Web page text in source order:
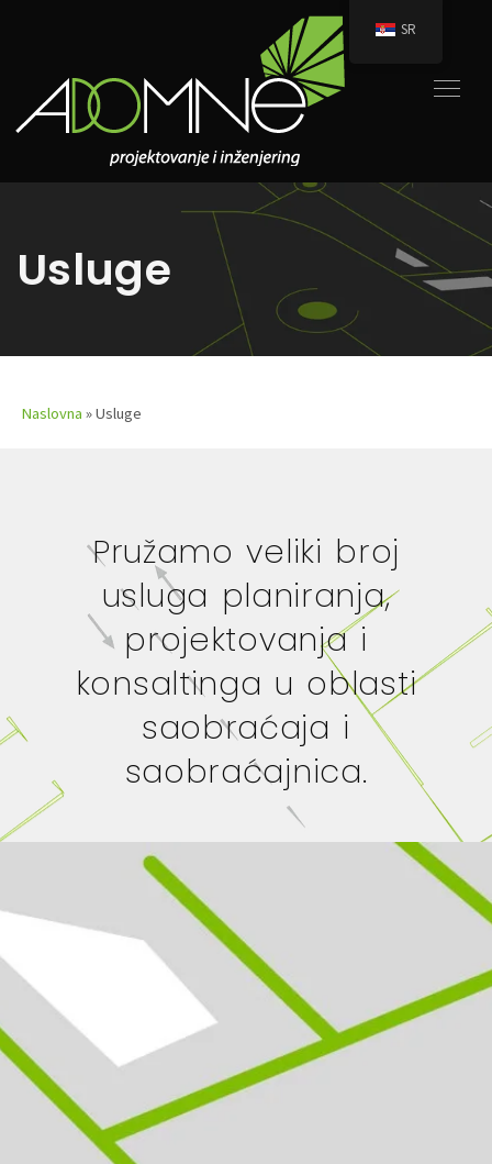
Usluge
Naslovna »Usluge
Pružamo veliki broj
usluga planiranja,
projektovanja i
konsaltinga u oblasti
saobraćaja i
saobraćajnica.
SR